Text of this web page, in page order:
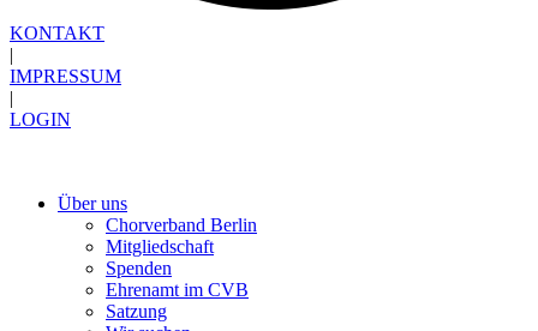
KONTAKT
IMPRESSUM
LOGIN
Über uns
Chorverband Berlin
Mitgliedschaft
Spenden
Ehrenamt im CVB
Satzung